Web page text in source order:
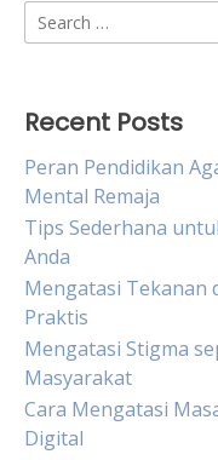
Search
for:
Recent Posts
Peran Pendidikan
Mental Remaja
Tips Sederhana
Anda
Mengatasi Tekanan
Praktis
Mengatasi Stigma
Masyarakat
Cara Mengatasi
Digital